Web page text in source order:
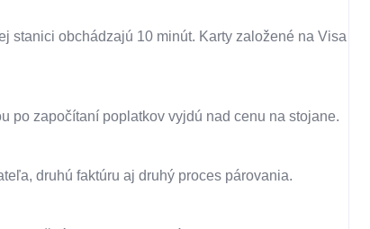
stanici obchádzajú 10 minút. Karty založené na Visa
po započítaní poplatkov vyjdú nad cenu na stojane.
druhú faktúru aj druhý proces párovania.